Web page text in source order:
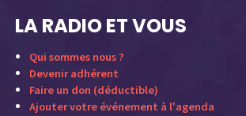
LA RADIO ET VOUS
Qui sommes nous ?
Devenir adhérent
Faire un don (déductible)
Ajouter votre événement à l'agenda